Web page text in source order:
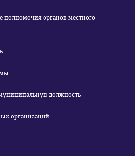
органов местного
должность
организаций